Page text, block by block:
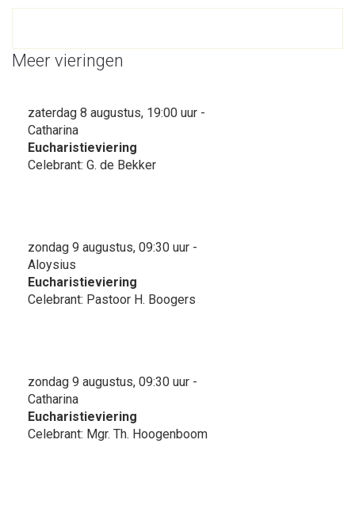
Meer vieringen
zaterdag 8 augustus, 19:00 uur -
Catharina
Eucharistieviering
Celebrant: G. de Bekker
zondag 9 augustus, 09:30 uur -
Aloysius
Eucharistieviering
Celebrant: Pastoor H. Boogers
zondag 9 augustus, 09:30 uur -
Catharina
Eucharistieviering
Celebrant: Mgr. Th. Hoogenboom